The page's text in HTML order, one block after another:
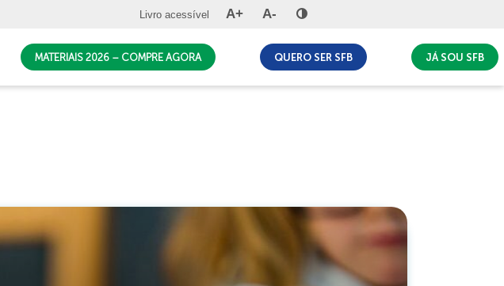
Livro acessível A+ A-
MATERIAIS 2026 – COMPRE AGORA QUERO SER SFB JÁ SOU SFB